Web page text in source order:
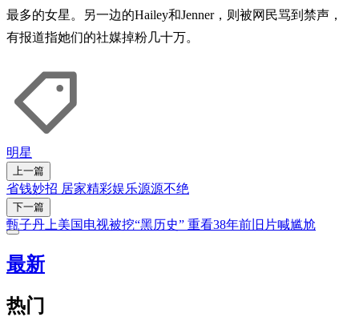
最多的女星。另一边的Hailey和Jenner，则被网民骂到禁声，
有报道指她们的社媒掉粉几十万。
明星
上一篇
省钱妙招 居家精彩娱乐源源不绝
下一篇
甄子丹上美国电视被挖“黑历史” 重看38年前旧片喊尴尬
最新
热门